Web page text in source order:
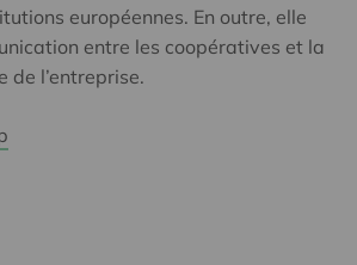
européennes. En outre, elle
entre les coopératives et la
de l’entreprise.